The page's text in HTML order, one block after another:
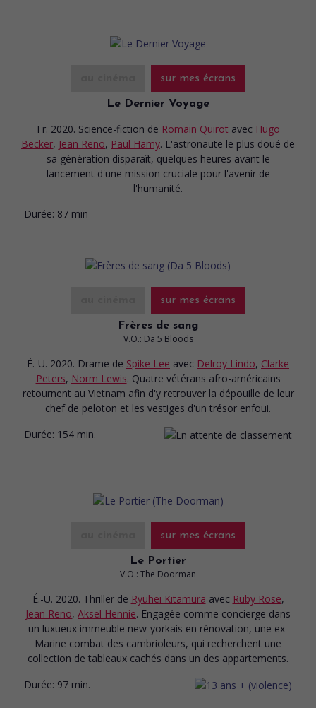
sur mes écrans
Le Dernier Voyage
Fr. 2020. Science-fiction de Romain Quirot avec Hugo
Becker, Jean Reno, Paul Hamy. L'astronaute le plus doué de
sa génération disparaît, quelques heures avant le
lancement d'une mission cruciale pour l'avenir de
l'humanité.
Durée: 87 min
sur mes écrans
Frères de sang
V.O.: Da 5 Bloods
É.-U. 2020. Drame de Spike Lee avec Delroy Lindo, Clarke
Peters, Norm Lewis. Quatre vétérans afro-américains
retournent au Vietnam afin d'y retrouver la dépouille de leur
chef de peloton et les vestiges d'un trésor enfoui.
Durée: 154 min.
sur mes écrans
Le Portier
V.O.: The Doorman
É.-U. 2020. Thriller de Ryuhei Kitamura avec Ruby Rose,
Jean Reno, Aksel Hennie. Engagée comme concierge dans
un luxueux immeuble new-yorkais en rénovation, une ex-
Marine combat des cambrioleurs, qui recherchent une
collection de tableaux cachés dans un des appartements.
Durée: 97 min.